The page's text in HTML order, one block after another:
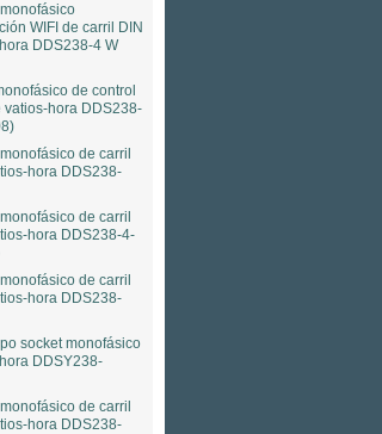
WIFI de carril DIN
DDS238-4 W
de control
vatios-hora DDS238-
de carril
hora DDS238-
de carril
hora DDS238-4-
de carril
hora DDS238-
socket monofásico
DDSY238-
de carril
hora DDS238-